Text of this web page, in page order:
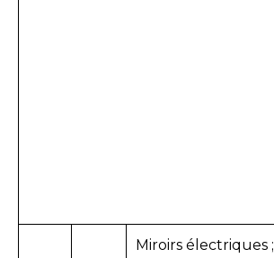
Miroirs électriques ;